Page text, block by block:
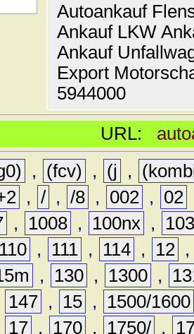
Autoankauf
Ankauf LKW
Ankauf
Export
5944000
URL:
, (fcv) , (j ,
, / , /8 , 002 , 02
, 1008 , 100nx ,
110 , 111 , 114 , 12
, 130 , 1300 ,
147 , 15 ,
1500/1600
17 , 170 , 1750/ ,